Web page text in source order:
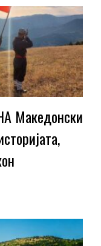
Македонски